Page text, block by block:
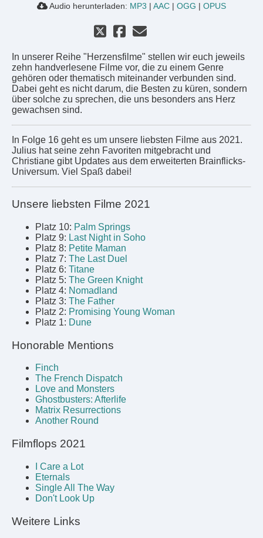
Audio herunterladen: MP3 | AAC | OGG | OPUS
In unserer Reihe "Herzensfilme" stellen wir euch jeweils
zehn handverlesene Filme vor, die zu einem Genre
gehören oder thematisch miteinander verbunden sind.
Dabei geht es nicht darum, die Besten zu küren, sondern
über solche zu sprechen, die uns besonders ans Herz
gewachsen sind.
In Folge 16 geht es um unsere liebsten Filme aus 2021.
Julius hat seine zehn Favoriten mitgebracht und
Christiane gibt Updates aus dem erweiterten Brainflicks-
Universum. Viel Spaß dabei!
Unsere liebsten Filme 2021
Platz 10: Palm Springs
Platz 9: Last Night in Soho
Platz 8: Petite Maman
Platz 7: The Last Duel
Platz 6: Titane
Platz 5: The Green Knight
Platz 4: Nomadland
Platz 3: The Father
Platz 2: Promising Young Woman
Platz 1: Dune
Honorable Mentions
Finch
The French Dispatch
Love and Monsters
Ghostbusters: Afterlife
Matrix Resurrections
Another Round
Filmflops 2021
I Care a Lot
Eternals
Single All The Way
Don't Look Up
Weitere Links